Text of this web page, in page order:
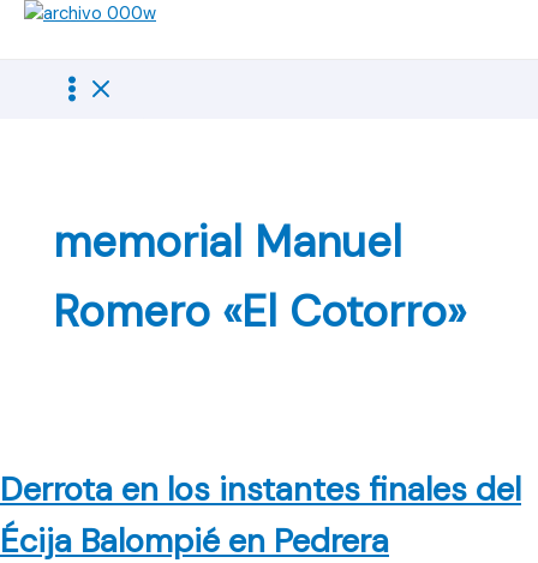
memorial Manuel
Romero «El Cotorro»
Derrota en los instantes finales del
Écija Balompié en Pedrera